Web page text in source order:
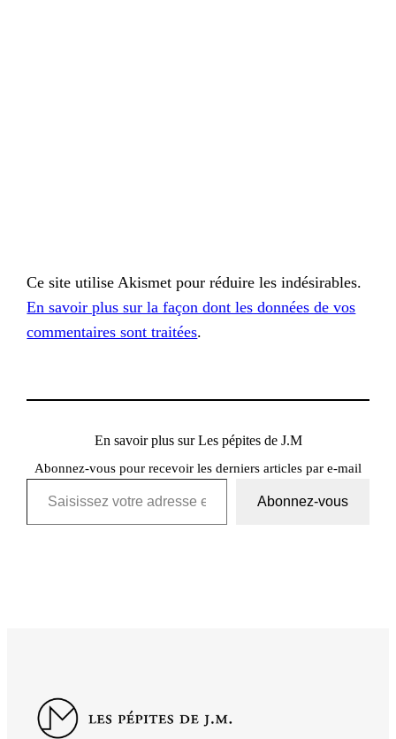
Ce site utilise Akismet pour réduire les indésirables.
En savoir plus sur la façon dont les données de vos
commentaires sont traitées.
En savoir plus sur Les pépites de J.M
Abonnez-vous pour recevoir les derniers articles par e-mail
Saisissez votre adresse e-mail…
Abonnez-vous